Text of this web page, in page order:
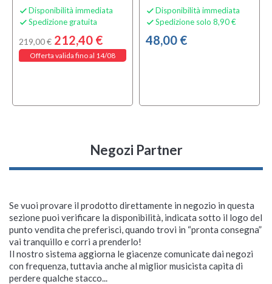
 Disponibilità immediata
 Spedizione gratuita
219,00 € 212,40 €
Offerta valida fino al 14/08
 Disponibilità immediata
 Spedizione solo 8,90 €
48,00 €
Negozi Partner
Se vuoi provare il prodotto direttamente in negozio in questa
sezione puoi verificare la disponibilità, indicata sotto il logo del
punto vendita che preferisci, quando trovi in “pronta consegna”
vai tranquillo e corri a prenderlo!
Il nostro sistema aggiorna le giacenze comunicate dai negozi
con frequenza, tuttavia anche al miglior musicista capita di
perdere qualche stacco...